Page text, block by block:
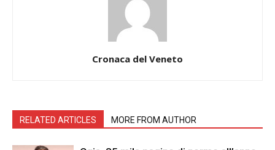
Cronaca del Veneto
RELATED ARTICLES MORE FROM AUTHOR